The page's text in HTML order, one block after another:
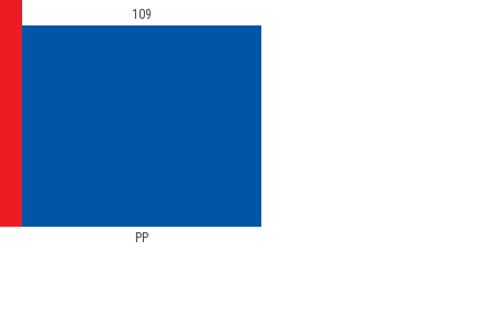
PP
109